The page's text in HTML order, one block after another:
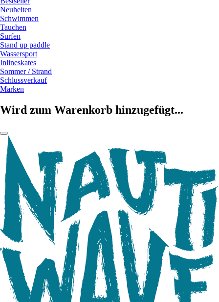
Neuheiten
Schwimmen
Tauchen
Surfen
Stand up paddle
Wassersport
Inlineskates
Sommer / Strand
Schlussverkauf
Marken
Wird zum Warenkorb hinzugefügt...